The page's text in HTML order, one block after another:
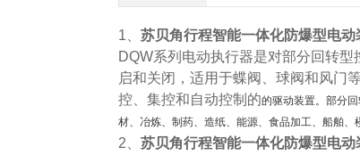
1、 苏贝角行程智能一体化防爆型电动
DQW系列电动执行器是对部分回转
启和关闭，适用于蝶阀、球阀和风门
控、集控和自动控制的的驱动装置。部分
材、冶炼、制药、造纸、能源、食品加工、船舶、
2、 苏贝角行程智能一体化防爆型电动